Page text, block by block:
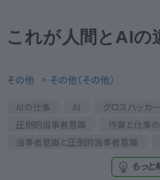
専門家に電話
資本政策を
無料でアンケ
これが人間とAIの
その他 > その他（その他）
AIの仕事 AI グロスハッカー
圧倒的当事者意識
作業と仕事
当事者意識と圧倒的当事者意識
もっと